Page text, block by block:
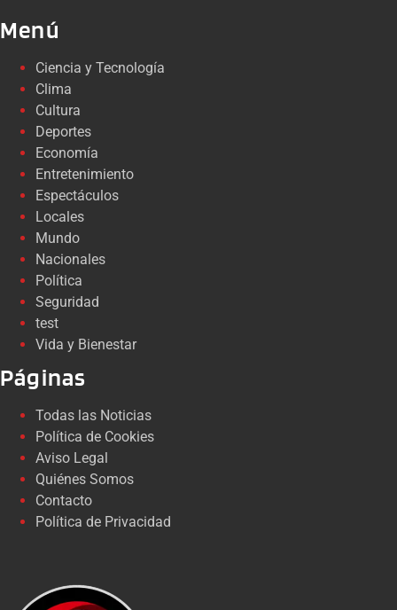
Menú
Ciencia y Tecnología
Clima
Cultura
Deportes
Economía
Entretenimiento
Espectáculos
Locales
Mundo
Nacionales
Política
Seguridad
test
Vida y Bienestar
Páginas
Todas las Noticias
Política de Cookies
Aviso Legal
Quiénes Somos
Contacto
Política de Privacidad